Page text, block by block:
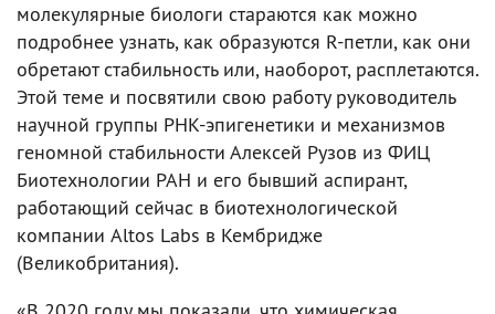
молекулярные биологи стараются как можно
подробнее узнать, как образуются R-петли, как они
обретают стабильность или, наоборот, расплетаются.
Этой теме и посвятили свою работу руководитель
научной группы РНК-эпигенетики и механизмов
геномной стабильности Алексей Рузов из ФИЦ
Биотехнологии РАН и его бывший аспирант,
работающий сейчас в биотехнологической
компании Altos Labs в Кембридже
(Великобритания).